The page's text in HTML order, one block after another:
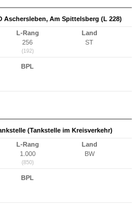
Aschersleben, Am Spittelsberg (L 228)
L-Rang
256
(192)
Land
ST
BPL
(Tankstelle im Kreisverkehr)
L-Rang
1.000
(850)
Land
BW
BPL